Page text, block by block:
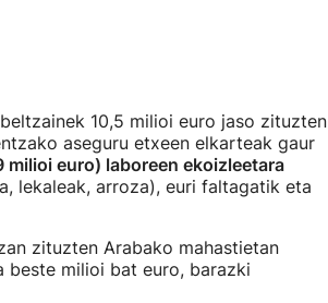
10,5 milioi euro jaso zituzten
aseguru etxeen elkarteak gaur
milioi euro) laboreen ekoizleetara
lekaleak, arroza), euri faltagatik eta
zituzten Arabako mahastietan
milioi bat euro, barazki